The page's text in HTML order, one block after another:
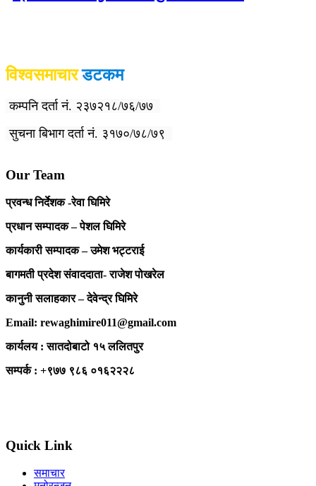
विश्वसमाचारडटकम
कम्पनि दर्ता नं. २३७२१८/७६/७७
सुचना बिभाग दर्ता नं. ३१७०/७८/७९
Our Team
प्रवन्ध निर्देशक -रेवा घिमिरे
प्रधान सम्पादक – पेशल घिमिरे
कार्यकारी सम्पादक – उमेश भट्टराई
बागमती प्रदेश संवाददाता- राजेश पोखरेल
कानुनी सलाहकार – देवेन्द्र घिमिरे
Email: rewaghimire011@gmail.com
कार्यलय : सातदोबाटो १५ ललितपुर
सम्पर्क : +९७७ ९८६ ०१६२२२८
Quick Link
समाचार